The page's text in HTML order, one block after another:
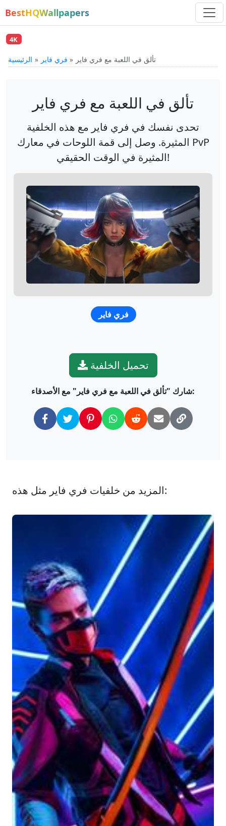
BestHQWallpapers
4K
الرئيسية فري فاير تألق في اللعبة مع فري فاير
تألق في اللعبة مع فري فاير
تحدى نفسك في فري فاير مع هذه الخلفية
المثيرة. وصل إلى قمة اللوحات في معارك PvP
المثيرة في الوقت الحقيقي!
فري فاير
تحميل الخلفية
شارك "تألق في اللعبة مع فري فاير" مع الأصدقاء:
المزيد من خلفيات فري فاير مثل هذه: